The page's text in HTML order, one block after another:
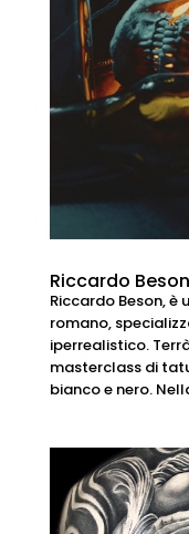
Riccardo
Riccardo Beson,
romano,
iperrealistico.
masterclass di
bianco e nero.